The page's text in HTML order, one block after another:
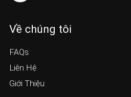
Về chúng tôi
FAQs
Liên Hệ
Giới Thiệu